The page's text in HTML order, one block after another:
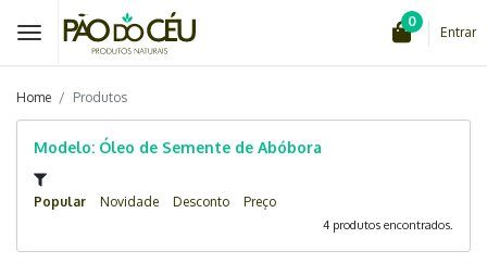
0
Entrar
Home Produtos
Modelo: Óleo de Semente de Abóbora
Popular Novidade Desconto
Preço
4 produtos encontrados.